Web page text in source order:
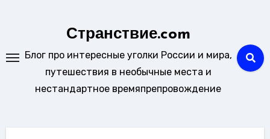
Странствие.com
Блог про интересные уголки России и мира,
путешествия в необычные места и
нестандартное времяпрепровождение